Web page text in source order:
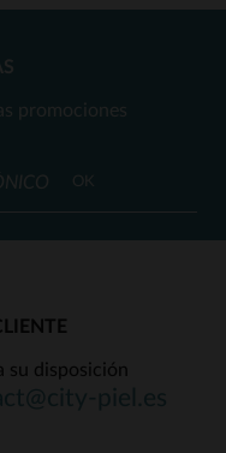
promociones
OK
su disposición